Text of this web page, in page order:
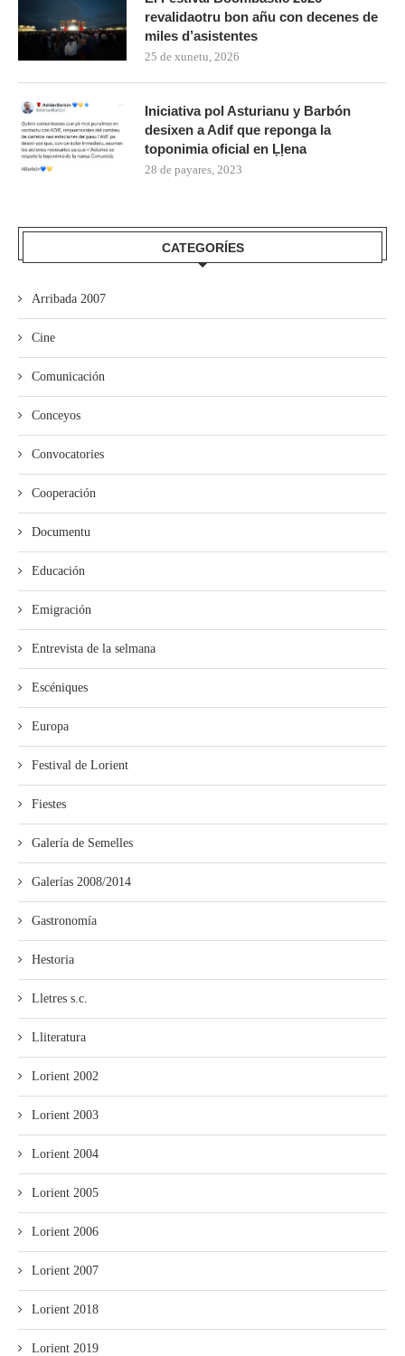
revalidaotru bon añu con decenes de
miles d’asistentes
25 de xunetu, 2026
Iniciativa pol Asturianu y Barbón
desixen a Adif que reponga la
toponimia oficial en Ḷḷena
28 de payares, 2023
CATEGORÍES
Arribada 2007
Cine
Comunicación
Conceyos
Convocatories
Cooperación
Documentu
Educación
Emigración
Entrevista de la selmana
Escéniques
Europa
Festival de Lorient
Fiestes
Galería de Semelles
Galerías 2008/2014
Gastronomía
Hestoria
Lletres s.c.
Lliteratura
Lorient 2002
Lorient 2003
Lorient 2004
Lorient 2005
Lorient 2006
Lorient 2007
Lorient 2018
Lorient 2019